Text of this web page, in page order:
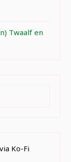
Twaalf en
Ko-Fi